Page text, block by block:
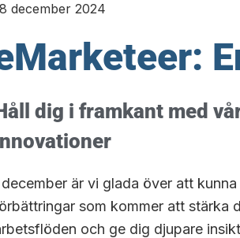
december 2024
dig i framkant med
är vi glada över att
som kommer att stärka
och ge dig djupare